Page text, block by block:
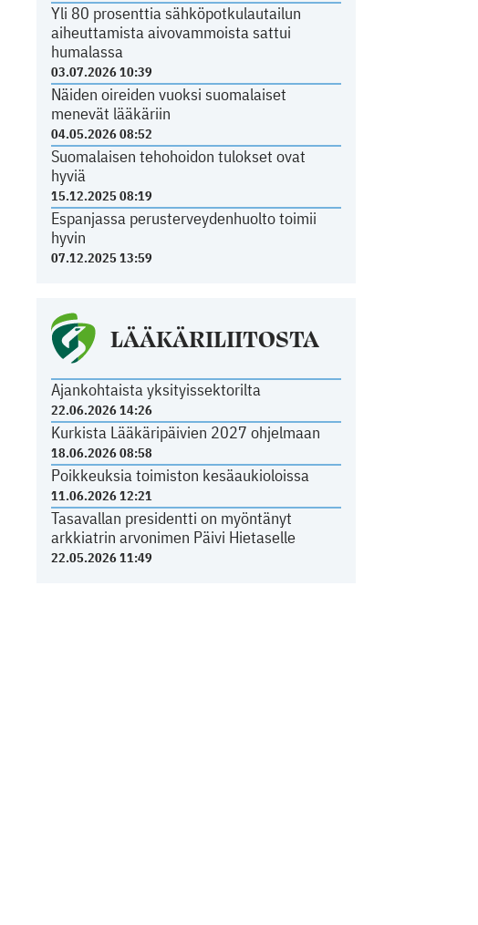
Yli 80 prosenttia sähköpotkulautailun
aiheuttamista aivovammoista sattui
humalassa
03.07.2026 10:39
Näiden oireiden vuoksi suomalaiset
menevät lääkäriin
04.05.2026 08:52
Suomalaisen tehohoidon tulokset ovat
hyviä
15.12.2025 08:19
Espanjassa perusterveydenhuolto toimii
hyvin
07.12.2025 13:59
LÄÄKÄRILIITOSTA
Ajankohtaista yksityissektorilta
22.06.2026 14:26
Kurkista Lääkäripäivien 2027 ohjelmaan
18.06.2026 08:58
Poikkeuksia toimiston kesäaukioloissa
11.06.2026 12:21
Tasavallan presidentti on myöntänyt
arkkiatrin arvonimen Päivi Hietaselle
22.05.2026 11:49